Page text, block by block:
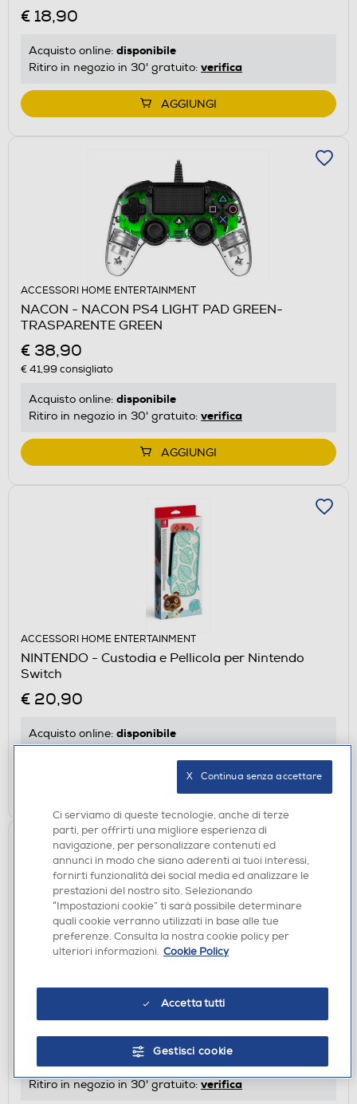
€ 18,90
Acquisto online: disponibile
Ritiro in negozio in 30' gratuito: verifica
AGGIUNGI
ACCESSORI HOME ENTERTAINMENT
NACON - NACON PS4 LIGHT PAD GREEN-
TRASPARENTE GREEN
€ 38,90
€ 41,99 consigliato
Acquisto online: disponibile
Ritiro in negozio in 30' gratuito: verifica
AGGIUNGI
ACCESSORI HOME ENTERTAINMENT
NINTENDO - Custodia e Pellicola per Nintendo
Switch
€ 20,90
Acquisto online: disponibile
Ritiro in negozio in 30' gratuito:verifica
NINTENDO - Custodia e Pellicola Protettiva per
€ 19,90
Acquisto online:disponibile
Ritiro in negozio in 30' gratuito: verifica
Ci serviamo di queste tecnologie, anche di terze
parti, per offrirti una migliore esperienza di
navigazione, per personalizzare contenuti ed
annunci in modo che siano aderenti ai tuoi interessi,
fornirti funzionalità dei social media ed analizzare le
prestazioni del nostro sito. Selezionando
“Impostazioni cookie” ti sarà possibile determinare
quali cookie verranno utilizzati in base alle tue
preferenze. Consulta la nostra cookie policy per
ulteriori informazioni. Cookie Policy
Accetta tutti
Gestisci cookie
X   Continua senza accettare